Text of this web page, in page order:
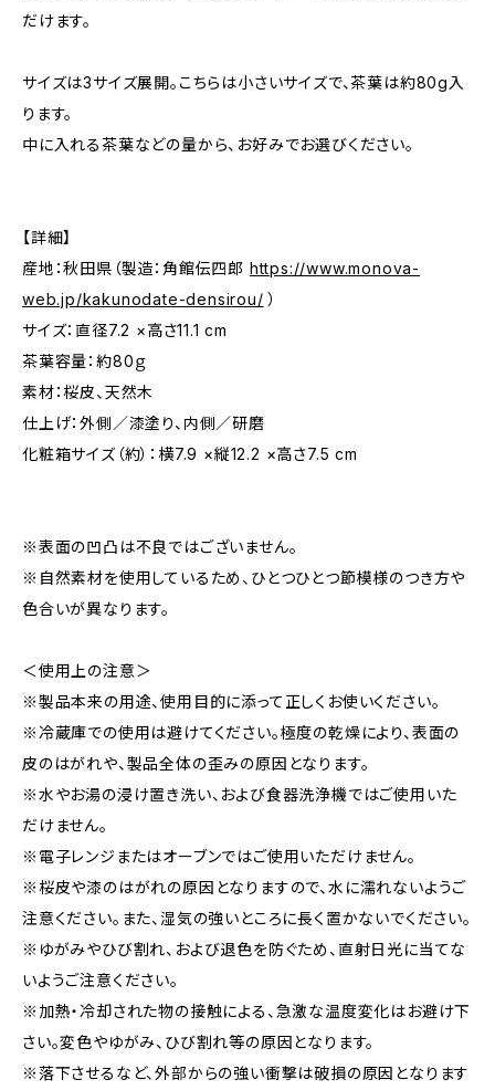
だけます。
サイズは3サイズ展開。こちらは小さいサイズで、茶葉は約80g入
ります。
中に入れる茶葉などの量から、お好みでお選びください。
【詳細】
産地：秋田県（製造：角館伝四郎 https://www.monova-
web.jp/kakunodate-densirou/ ）
サイズ：直径7.2 ×高さ11.1 cm
茶葉容量：約80ｇ
素材：桜皮、天然木
仕上げ：外側／漆塗り、内側／研磨
化粧箱サイズ（約）：横7.9 ×縦12.2 ×高さ7.5 cm
※表面の凹凸は不良ではございません。
※自然素材を使用しているため、ひとつひとつ節模様のつき方や
色合いが異なります。
＜使用上の注意＞
※製品本来の用途、使用目的に添って正しくお使いください。
※冷蔵庫での使用は避けてください。極度の乾燥により、表面の
皮のはがれや、製品全体の歪みの原因となります。
※水やお湯の浸け置き洗い、および食器洗浄機ではご使用いた
だけません。
※電子レンジまたはオーブンではご使用いただけません。
※桜皮や漆のはがれの原因となりますので、水に濡れないようご
注意ください。また、湿気の強いところに長く置かないでください。
※ゆがみやひび割れ、および退色を防ぐため、直射日光に当てな
いようご注意ください。
※加熱・冷却された物の接触による、急激な温度変化はお避け下
さい。変色やゆがみ、ひび割れ等の原因となります。
※落下させるなど、外部からの強い衝撃は破損の原因となります